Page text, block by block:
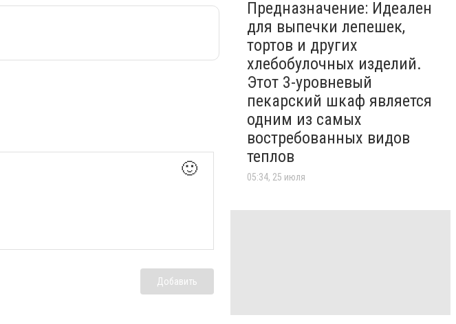
🙂
Добавить
Предназначение: Идеален
для выпечки лепешек,
тортов и других
хлебобулочных изделий.
Этот 3-уровневый
пекарский шкаф является
одним из самых
востребованных видов
теплов
05:34, 25 июля